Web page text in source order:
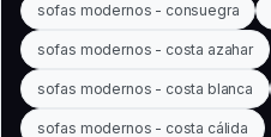
sofas modernos - consuegra
sofas modernos - costa azahar
sofas modernos - costa blanca
sofas modernos - costa cálida